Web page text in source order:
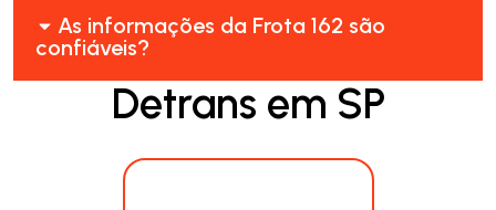
As informações da Frota 162 são
confiáveis?
Detrans em SP